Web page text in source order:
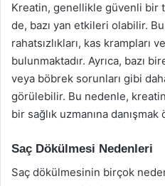
Kreatin, genellikle güvenli bir
de, bazı yan etkileri olabilir.
rahatsızlıkları, kas krampları
bulunmaktadır. Ayrıca, bazı
veya böbrek sorunları gibi
görülebilir. Bu nedenle,
bir sağlık uzmanına danışmak
Saç Dökülmesi Nedenleri
Saç dökülmesinin birçok